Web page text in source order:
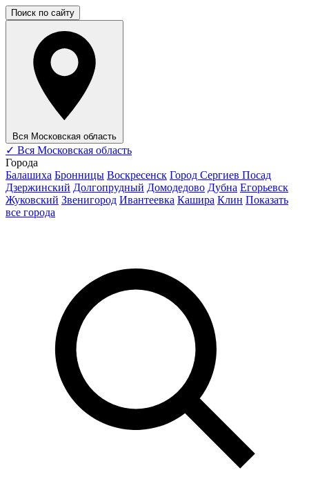
Поиск по сайту
Вся Московская область
✓ Вся Московская область
Города
Балашиха Бронницы Воскресенск Город Сергиев Посад
Дзержинский Долгопрудный Домодедово Дубна Егорьевск
Жуковский Звенигород Ивантеевка Кашира Клин Показать
все города